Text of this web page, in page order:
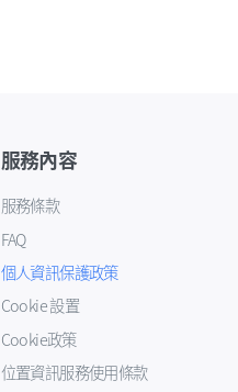
服務內容
服務條款
FAQ
個人資訊保護政策
Cookie 設置
Cookie政策
位置資訊服務使用條款